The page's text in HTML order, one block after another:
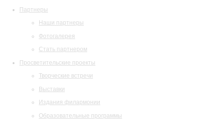
Партнеры
Наши партнеры
Фотогалерея
Стать партнером
Просветительские проекты
Творческие встречи
Выставки
Издания филармонии
Образовательные программы